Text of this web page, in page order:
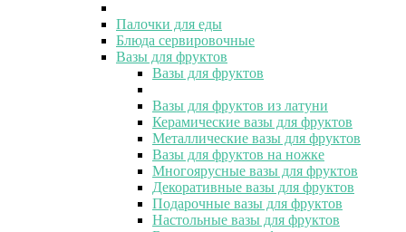
Палочки для еды
Блюда сервировочные
Вазы для фруктов
Вазы для фруктов
Вазы для фруктов из латуни
Керамические вазы для фруктов
Металлические вазы для фруктов
Вазы для фруктов на ножке
Многоярусные вазы для фруктов
Декоративные вазы для фруктов
Подарочные вазы для фруктов
Настольные вазы для фруктов